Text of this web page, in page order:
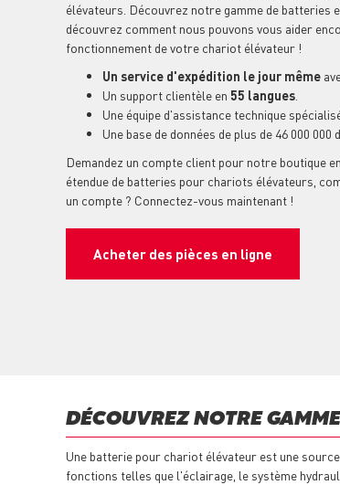
élévateurs. Découvrez notre gamme de
découvrez comment nous pouvons vous aider
fonctionnement de votre chariot élévateur !
Un service d'expédition le jour même
Un support clientèle en 55 langues
Une équipe d'assistance technique
Une base de données de plus de 46 000 000
Demandez un compte client pour notre boutique
étendue de batteries pour chariots élévateurs,
un compte ? Connectez-vous maintenant !
Acheter des pièces en ligne
DÉCOUVREZ NOTRE
Une batterie pour chariot élévateur est une
fonctions telles que l'éclairage, le système